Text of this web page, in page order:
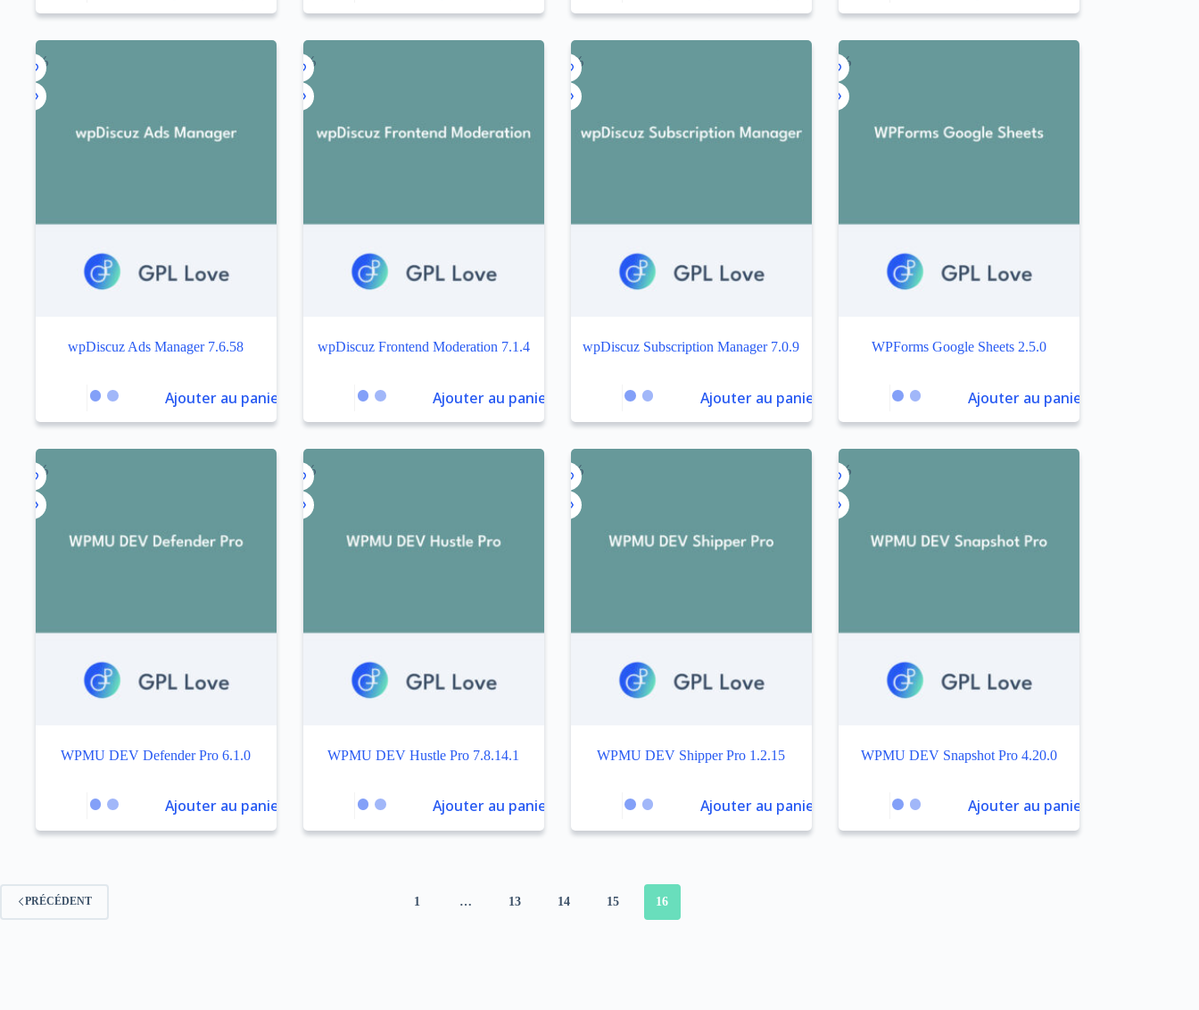
-64%
wpDiscuz Ads Manager 7.6.58
Ajouter au panier
-84%
wpDiscuz Frontend Moderation 7.1.4
Ajouter au panier
-84%
wpDiscuz Subscription Manager 7.0.9
Ajouter au panier
-98%
WPForms Google Sheets 2.5.0
Ajouter au panier
-92%
WPMU DEV Defender Pro 6.1.0
Ajouter au panier
-92%
WPMU DEV Hustle Pro 7.8.14.1
Ajouter au panier
-92%
WPMU DEV Shipper Pro 1.2.15
Ajouter au panier
-92%
WPMU DEV Snapshot Pro 4.20.0
Ajouter au panier
PRÉCÉDENT 1 … 13 14 15 16